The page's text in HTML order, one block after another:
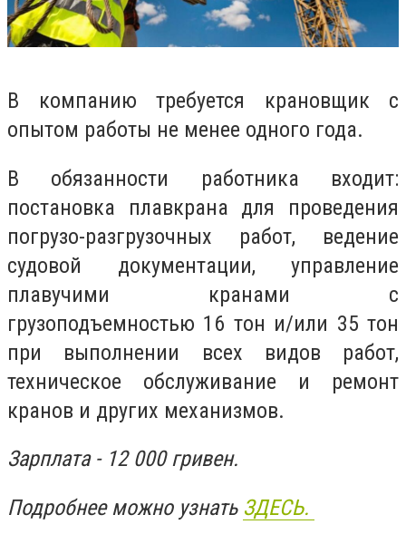
В компанию требуется крановщик с
опытом работы не менее одного года.
В обязанности работника входит:
постановка плавкрана для проведения
погрузо-разгрузочных работ, ведение
судовой документации, управление
плавучими кранами с
грузоподъемностью 16 тон и/или 35 тон
при выполнении всех видов работ,
техническое обслуживание и ремонт
кранов и других механизмов.
Зарплата - 12 000 гривен.
Подробнее можно узнать ЗДЕСЬ.